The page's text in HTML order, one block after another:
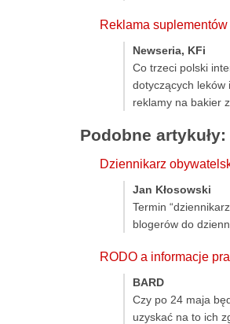
Reklama
Newseria, KFi
Co trzeci polski
dotyczących leków
reklamy na bakier
Podobne artykuły:
Dziennikarz
Jan Kłosowski
Termin
blogerów do
RODO a informacje
BARD
Czy po 24 maja
uzyskać na to ich